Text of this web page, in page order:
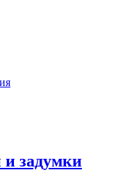
задумки